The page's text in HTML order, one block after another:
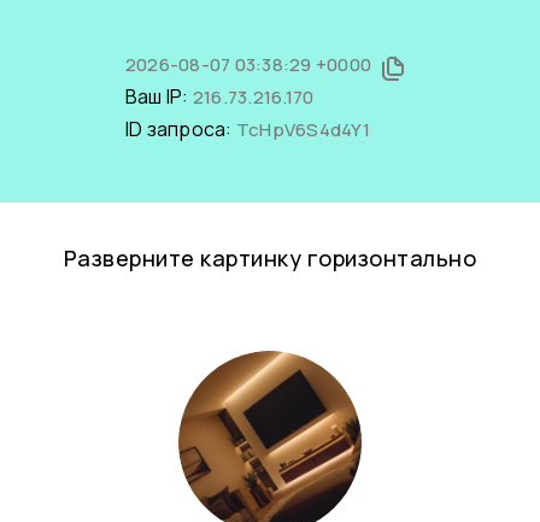
2026-08-07 03:38:29 +0000
Ваш IP: 216.73.216.170
ID запроса: TcHpV6S4d4Y1
Разверните картинку горизонтально